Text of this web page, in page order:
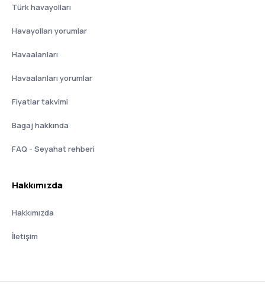
Türk havayolları
Havayolları yorumlar
Havaalanları
Havaalanları yorumlar
Fiyatlar takvimi
Bagaj hakkında
FAQ - Seyahat rehberi
Hakkımızda
Hakkımızda
İletişim